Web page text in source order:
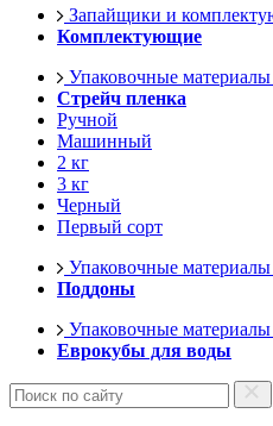
Запайщики и
Комплектующие
Упаковочные материалы
Стрейч пленка
Ручной
Машинный
2 кг
3 кг
Черный
Первый сорт
Упаковочные материалы
Поддоны
Упаковочные материалы
Еврокубы для воды